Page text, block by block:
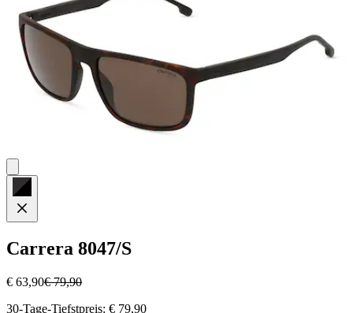
Carrera 8047/S
€ 63,90€ 79,90
30-Tage-Tiefstpreis: € 79,90